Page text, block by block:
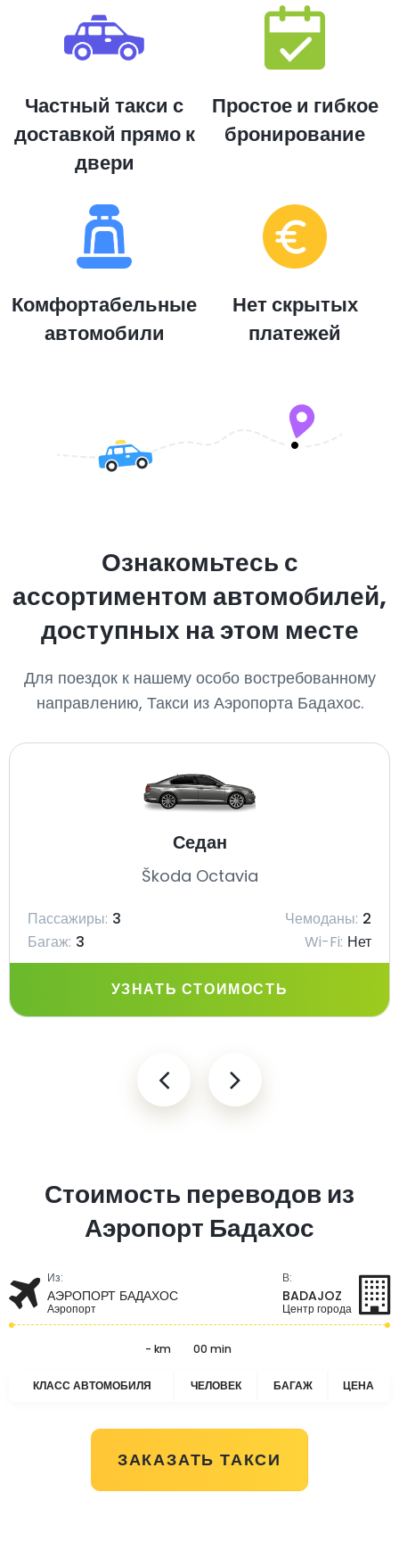
Частный такси с
доставкой прямо к
двери
Простое и гибкое
бронирование
Комфортабельные
автомобили
Нет скрытых
платежей
Ознакомьтесь с
ассортиментом автомобилей,
доступных на этом месте
Для поездок к нашему особо востребованному
направлению, Такси из Аэропорта Бадахос.
Седан
Škoda Octavia
Пассажиры: 3 Чемоданы: 2
Багаж: 3 Wi-Fi: Нет
УЗНАТЬ СТОИМОСТЬ
Стоимость переводов из
Аэропорт Бадахос
Из:
АЭРОПОРТ БАДАХОС
Аэропорт
В:
BADAJOZ
Центр города
- km 00 min
КЛАСС АВТОМОБИЛЯ ЧЕЛОВЕК БАГАЖ ЦЕНА
ЗАКАЗАТЬ ТАКСИ